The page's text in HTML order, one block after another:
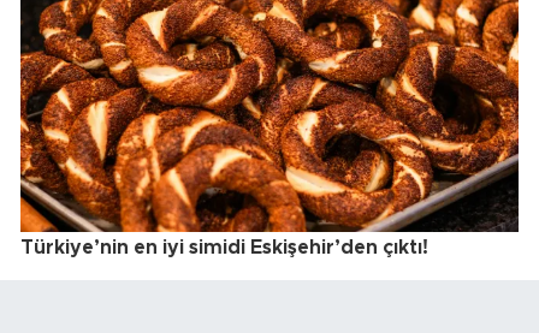
Türkiye’nin en iyi simidi Eskişehir’den çıktı!